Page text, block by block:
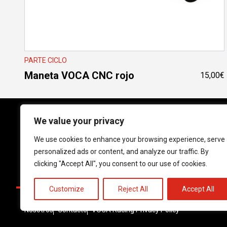
We value your privacy
We use cookies to enhance your browsing experience, serve
personalized ads or content, and analyze our traffic. By
clicking "Accept All", you consent to our use of cookies.
Customize Reject All Accept All
PARTE CICLO
Maneta VOCA CNC rojo 15,00€
Follow us on social media!
Instagram
YouTube
Facebook
Nosotros Contacto VOCA Racing Privacy Policy